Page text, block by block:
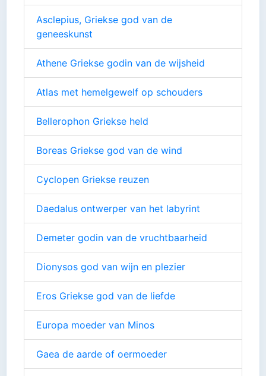
Asclepius, Griekse god van de
geneeskunst
Athene Griekse godin van de wijsheid
Atlas met hemelgewelf op schouders
Bellerophon Griekse held
Boreas Griekse god van de wind
Cyclopen Griekse reuzen
Daedalus ontwerper van het labyrint
Demeter godin van de vruchtbaarheid
Dionysos god van wijn en plezier
Eros Griekse god van de liefde
Europa moeder van Minos
Gaea de aarde of oermoeder